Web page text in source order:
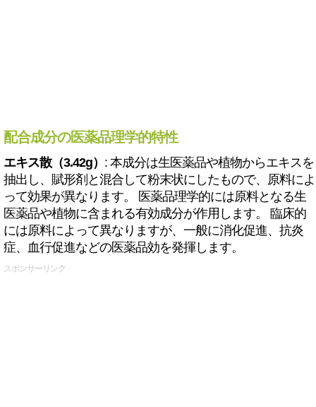
配合成分の医薬品理学的特性
エキス散（3.42g） : 本成分は生医薬品や植物からエキスを
抽出し、賦形剤と混合して粉末状にしたもので、原料によ
って効果が異なります。 医薬品理学的には原料となる生
医薬品や植物に含まれる有効成分が作用します。 臨床的
には原料によって異なりますが、一般に消化促進、抗炎
症、血行促進などの医薬品効を発揮します。
スポンサーリンク